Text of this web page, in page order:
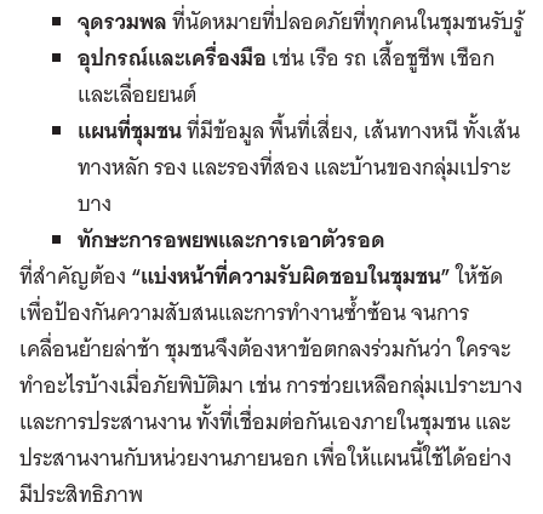
จุดรวมพลที่นัดหมายที่ปลอดภัยที่ทุกคนในชุมชนรับรู้
อุปกรณ์และเครื่องมือเช่น เรือ รถ เสื้อชูชีพ เชือก
และเลื่อยยนต์
แผนที่ชุมชนที่มีข้อมูล พื้นที่เสี่ยง, เส้นทางหนี ทั้งเส้น
ทางหลัก รอง และรองที่สอง และบ้านของกลุ่มเปราะ
บาง
ทักษะการอพยพและการเอาตัวรอด
ที่สำคัญต้อง“แบ่งหน้าที่ความรับผิดชอบในชุมชน”ให้ชัด
เพื่อป้องกันความสับสนและการทำงานซ้ำซ้อน จนการ
เคลื่อนย้ายล่าช้า ชุมชนจึงต้องหาข้อตกลงร่วมกันว่า ใครจะ
ทำอะไรบ้างเมื่อภัยพิบัติมา เช่น การช่วยเหลือกลุ่มเปราะบาง
และการประสานงาน ทั้งที่เชื่อมต่อกันเองภายในชุมชน และ
ประสานงานกับหน่วยงานภายนอก เพื่อให้แผนนี้ใช้ได้อย่าง
มีประสิทธิภาพ